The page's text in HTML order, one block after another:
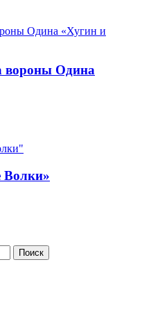
вороны Одина
Волки»